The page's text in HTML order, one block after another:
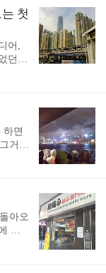
극적
과는
이
콩
첫
어,
던
인
러니
가
결
량
라
ㅠㅠ
..
하면
거
추
옹
야경
속해
들
이
아오
처
다.